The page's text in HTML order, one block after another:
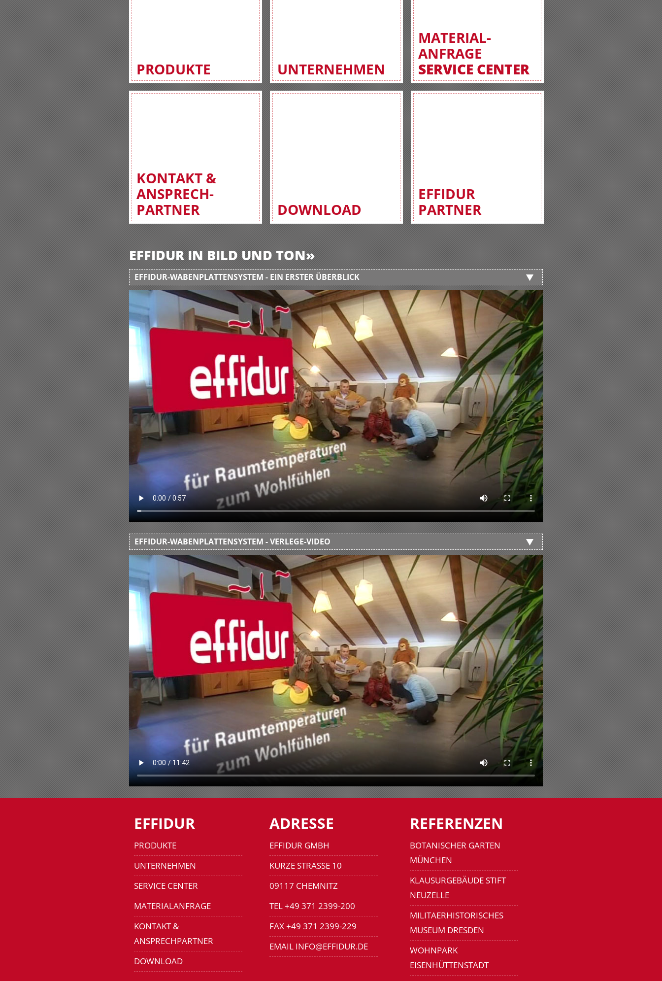
PRODUKTE
KONTAKT &
ANSPRECH-
PARTNER
UNTERNEHMEN
DOWNLOAD
MATERIAL-
ANFRAGE
SERVICE CENTER
EFFIDUR
PARTNER
EFFIDUR IN BILD UND TON»
EFFIDUR-WABENPLATTENSYSTEM - EIN ERSTER ÜBERBLICK
EFFIDUR-WABENPLATTENSYSTEM - VERLEGE-VIDEO
EFFIDUR
PRODUKTE
UNTERNEHMEN
SERVICE CENTER
MATERIALANFRAGE
KONTAKT &
ANSPRECHPARTNER
DOWNLOAD
ADRESSE
EFFIDUR GMBH
KURZE STRASSE 10
09117 CHEMNITZ
TEL +49 371 2399-200
FAX +49 371 2399-229
EMAIL INFO@EFFIDUR.DE
REFERENZEN
BOTANISCHER GARTEN
MÜNCHEN
KLAUSURGEBÄUDE STIFT
NEUZELLE
MILITAERHISTORISCHES
MUSEUM DRESDEN
WOHNPARK
EISENHÜTTENSTADT